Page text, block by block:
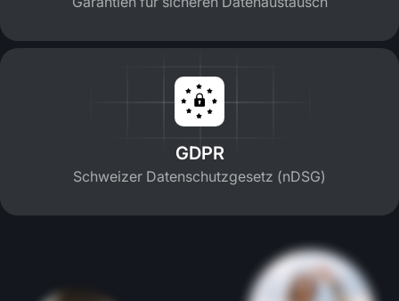
GDPR
Schweizer Datenschutzgesetz (nDSG)